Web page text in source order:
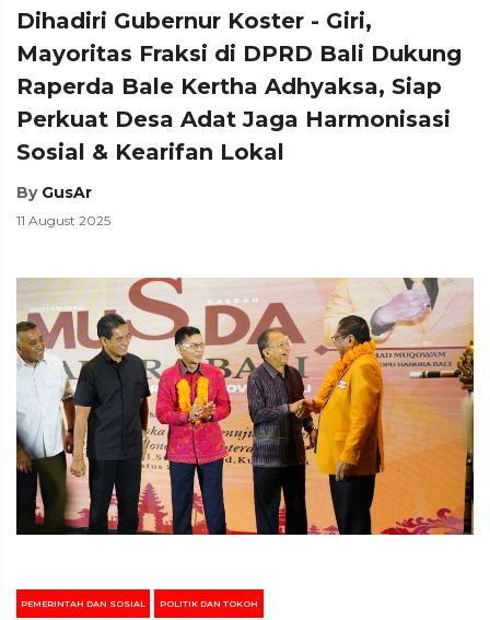
Dihadiri Gubernur Koster - Giri,
Mayoritas Fraksi di DPRD Bali Dukung
Raperda Bale Kertha Adhyaksa, Siap
Perkuat Desa Adat Jaga Harmonisasi
Sosial & Kearifan Lokal
By GusAr
11 August 2025
PEMERINTAH DAN SOSIAL POLITIK DAN TOKOH